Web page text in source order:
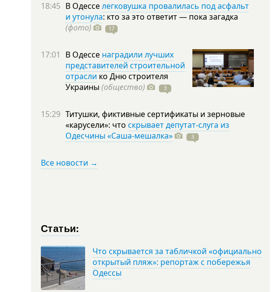
18:45 В Одесселегковушка провалилась под асфальт
и утонула: кто за это ответит — пока загадка
(фото)
17
17:01 В Одессе наградили лучших
представителей строительной
отрасли ко Дню строителя
Украины (общество) 3
15:29 Титушки, фиктивные сертификаты и зерновые
«карусели»: что скрывает депутат-слуга из
Одесчины «Саша-мешалка»
3
Все новости →
Статьи:
Что скрывается за табличкой «официально
открытый пляж»: репортаж с побережья
Одессы